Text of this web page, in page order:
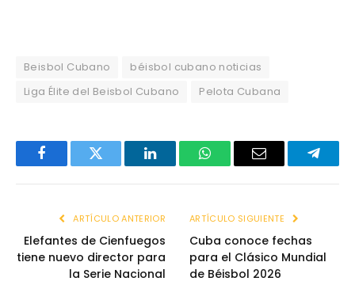
Beisbol Cubano
béisbol cubano noticias
Liga Élite del Beisbol Cubano
Pelota Cubana
FacebookTwitter LinkedInWhatsAppEmail
ARTÍCULO ANTERIOR
Elefantes de Cienfuegos
tiene nuevo director para
la Serie Nacional
ARTÍCULO SIGUIENTE
Cuba conoce fechas
para el Clásico Mundial
de Béisbol 2026